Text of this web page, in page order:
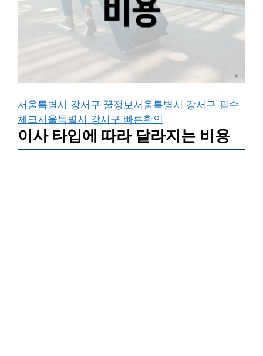
서울특별시 강서구 꿀정보서울특별시 강서구 필수
체크서울특별시 강서구 빠른확인
이사 타입에 따라 달라지는 비용